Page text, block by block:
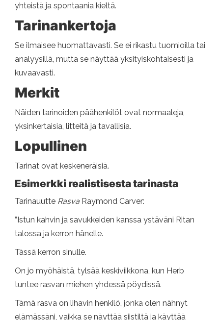
yhteistä ja spontaania kieltä.
Tarinankertoja
Se ilmaisee huomattavasti. Se ei rikastu tuomioilla tai
analyysillä, mutta se näyttää yksityiskohtaisesti ja
kuvaavasti.
Merkit
Näiden tarinoiden päähenkilöt ovat normaaleja,
yksinkertaisia, litteitä ja tavallisia.
Lopullinen
Tarinat ovat keskeneräisiä.
Esimerkki realistisesta tarinasta
Tarinauutte Rasva Raymond Carver:
”Istun kahvin ja savukkeiden kanssa ystäväni Ritan
talossa ja kerron hänelle.
Tässä kerron sinulle.
On jo myöhäistä, tylsää keskiviikkona, kun Herb
tuntee rasvan miehen yhdessä pöydissä.
Tämä rasva on lihavin henkilö, jonka olen nähnyt
elämässäni, vaikka se näyttää siistiltä ja käyttää